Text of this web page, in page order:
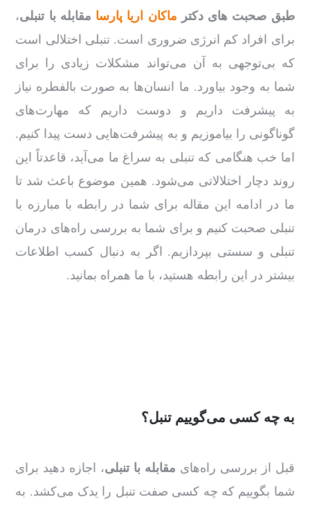
طبق صحبت های دکتر ماکان اریا پارسا مقابله با تنبلی،
برای افراد کم انرژی ضروری است. تنبلی اختلالی است
که بی‌توجهی به آن می‌تواند مشکلات زیادی را برای
شما به وجود بیاورد. ما انسان‌ها به‌ صورت بالفطره نیاز
به پیشرفت داریم و دوست داریم که مهارت‌های
گوناگونی را بیاموزیم و به پیشرفت‌هایی دست پیدا کنیم.
اما خب هنگامی ‌که تنبلی به سراغ ما می‌آید، قاعدتاً این
روند دچار اختلالاتی می‌شود. همین موضوع باعث شد تا
ما در ادامه این مقاله برای شما در رابطه با مبارزه با
تنبلی صحبت کنیم و برای شما به بررسی راه‌های درمان
تنبلی و سستی بپردازیم. اگر به‌ دنبال کسب اطلاعات
بیشتر در این ‌رابطه هستید، با ما همراه بمانید.
به چه کسی می‌گوییم تنبل؟
قبل ‌از بررسی راه‌های مقابله با تنبلی، اجازه دهید برای
شما بگوییم که چه کسی صفت تنبل را یدک می‌کشد. به‌